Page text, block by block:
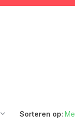
Sorteren op: